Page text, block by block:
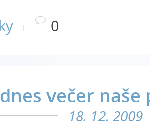
| 0
dnes večer
18. 12. 2009